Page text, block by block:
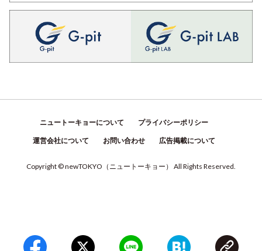
ニュートーキョーについて プライバシーポリシー
運営会社について お問い合わせ 広告掲載について
Copyright © newTOKYO （ ニュートーキョー ） All Rights Reserved.